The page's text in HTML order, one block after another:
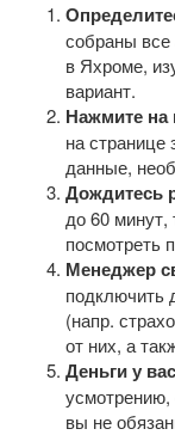
собраны
в Яхроме,
вариант.
Нажмите на
на странице
данные,
Дождитесь
до 60
посмотреть
Менеджер
подключить
(напр.
от них, а
Деньги у
усмотрению,
вы не